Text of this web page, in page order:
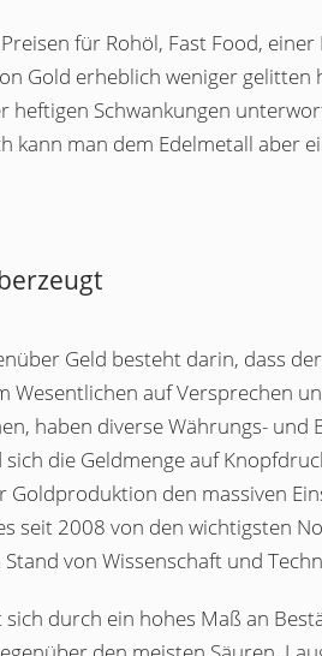
für Rohöl, Fast Food,
Gold erheblich weniger
heftigen Schwankungen
kann man dem Edelmetall aber
Geld besteht darin, dass
Wesentlichen auf Versprechen
haben diverse Währungs-
die Geldmenge auf
den massiven
seit 2008 von den wichtigsten
von Wissenschaft und
durch ein hohes Maß an